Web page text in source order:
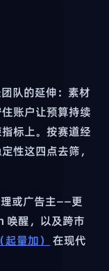
队的延伸：素材
账户让预算持续
标上。按赛道经
性这四点去筛，
或广告主——更
唤醒，以及跨市
量加） 在现代